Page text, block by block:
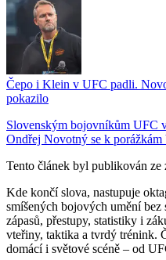
Čepo i Klein v UFC padli.
pokazilo
Slovenským bojovníkům UFC
Ondřej Novotný se k porážkám
Tento článek byl publikován ze
Kde končí slova, nastupuje
smíšených bojových umění
zápasů, přestupy, statistiky i
vteřiny, taktika a tvrdý trénink.
domácí i světové scéně – od